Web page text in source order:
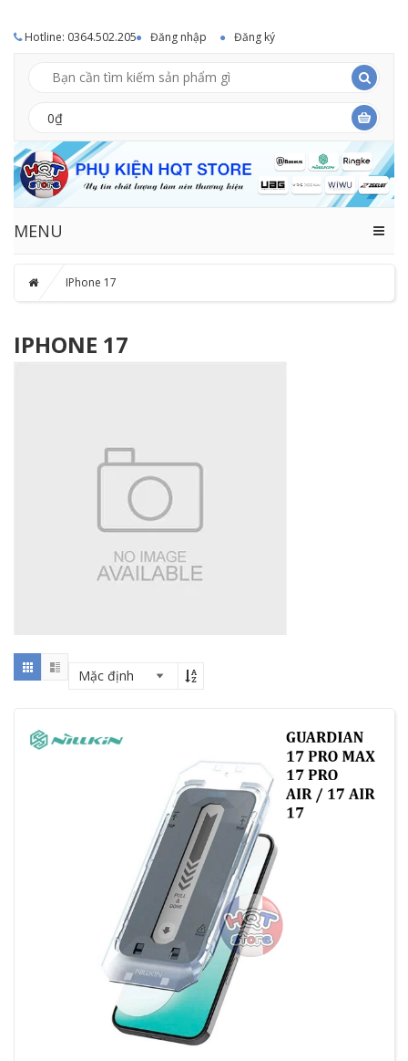
Hotline: 0364.502.205 Đăng nhập Đăng ký
0₫
MENU
IPhone 17
IPHONE 17